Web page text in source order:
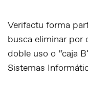
Verifactu forma
busca eliminar por
doble uso o “caja
Sistemas